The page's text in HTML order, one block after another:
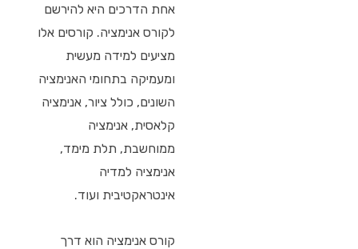
אחת הדרכים היא להירשם
לקורס אנימציה. קורסים אלו
מציעים למידה מעשית
ומעמיקה בתחומי האנימציה
השונים, כולל ציור, אנימציה
קלאסית, אנימציה
ממוחשבת, תלת מימד,
אנימציה למדיה
אינטראקטיבית ועוד.
קורס אנימציה הוא דרך